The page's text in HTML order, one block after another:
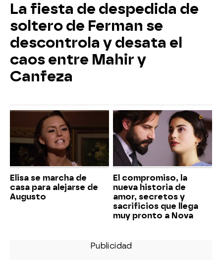
La fiesta de despedida de
soltero de Ferman se
descontrola y desata el
caos entre Mahir y
Canfeza
Elisa se marcha de
casa para alejarse de
Augusto
El compromiso, la
nueva historia de
amor, secretos y
sacrificios que llega
muy pronto a Nova